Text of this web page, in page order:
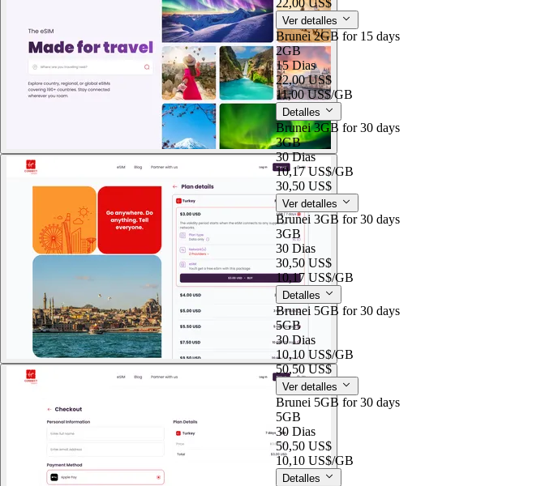
Ver detalles
Brunei 2GB for 15 days
2GB
15 Dias
22,00 US$
11,00 US$/GB
Detalles
Brunei 3GB for 30 days
3GB
30 Dias
10,17 US$/GB
30,50 US$
Ver detalles
Brunei 3GB for 30 days
3GB
30 Dias
30,50 US$
10,17 US$/GB
Detalles
Brunei 5GB for 30 days
5GB
30 Dias
10,10 US$/GB
50,50 US$
Ver detalles
Brunei 5GB for 30 days
5GB
30 Dias
50,50 US$
10,10 US$/GB
Detalles